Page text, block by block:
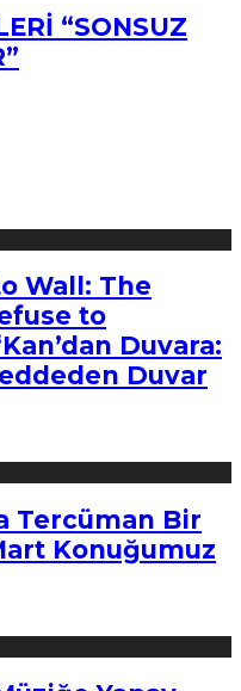
“SONSUZ
Wall: The
to
Duvara:
Duvar
Tercüman Bir
Konuğumuz